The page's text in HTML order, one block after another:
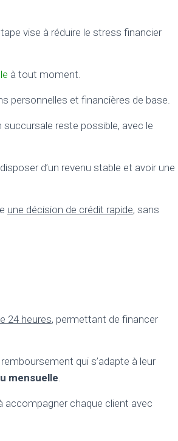
vise à réduire le stress financier
à tout moment.
personnelles et financières de base.
reste possible, avec le
d’un revenu stable et avoir une
une décision de crédit rapide, sans
24 heures, permettant de financer
qui s’adapte à leur
mensuelle.
accompagner chaque client avec